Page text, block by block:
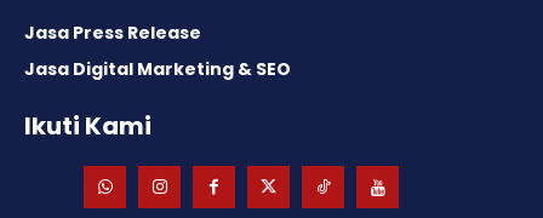
Jasa Press Release
Jasa Digital Marketing & SEO
Ikuti Kami